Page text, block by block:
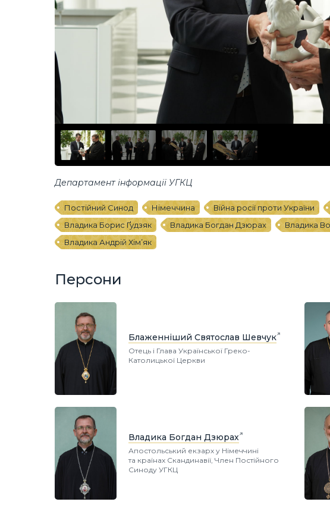
Департамент інформації УГКЦ
Постійний Синод Німеччина Війна росії проти України
Владика Борис Ґудзяк
Владика Богдан Дзюрах Владика
Владика Андрій Хім’як
Персони
Блаженніший Святослав Шевчук
Отець і Глава Української Греко-
Католицької Церкви
Владика Богдан Дзюрах
Апостольський екзарх у Німеччині
та країнах Скандинавії, Член Постійного
Синоду УГКЦ